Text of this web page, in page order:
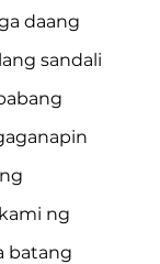
daang
sandali
ng
batang